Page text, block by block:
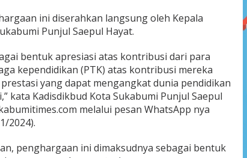
ini diserahkan langsung oleh Kepala
Punjul Saepul Hayat.
bentuk apresiasi atas kontribusi dari para
kependidikan (PTK) atas kontribusi mereka
yang dapat mengangkat dunia pendidikan
kata Kadisdikbud Kota Sukabumi Punjul Saepul
melalui pesan WhatsApp nya
2024).
penghargaan ini dimaksudnya sebagai bentuk